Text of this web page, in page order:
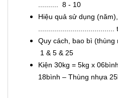
.......... 8 - 10
Hiệu quả sử dụng
......................................
Quy cách, bao bì (thùng
1 & 5 & 25
Kiện 30kg = 5kg x
18bình – Thùng nhựa